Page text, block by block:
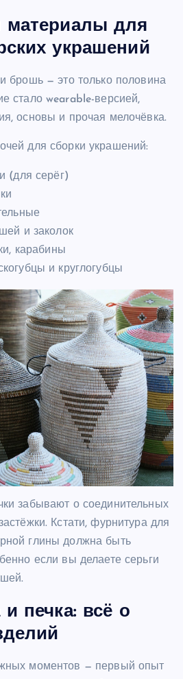
материалы для
украшений
брошь — это только половина
стало wearable-версией,
основы и прочая мелочёвка.
для сборки украшений:
(для серёг)
и заколок
карабины
и круглогубцы
забывают о соединительных
Кстати, фурнитура для
глины должна быть
если вы делаете серьги
печка: всё о
моментов — первый опыт